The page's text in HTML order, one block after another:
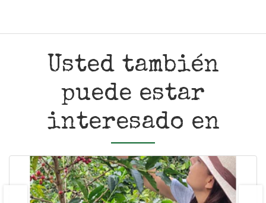
Usted también
puede estar
interesado en